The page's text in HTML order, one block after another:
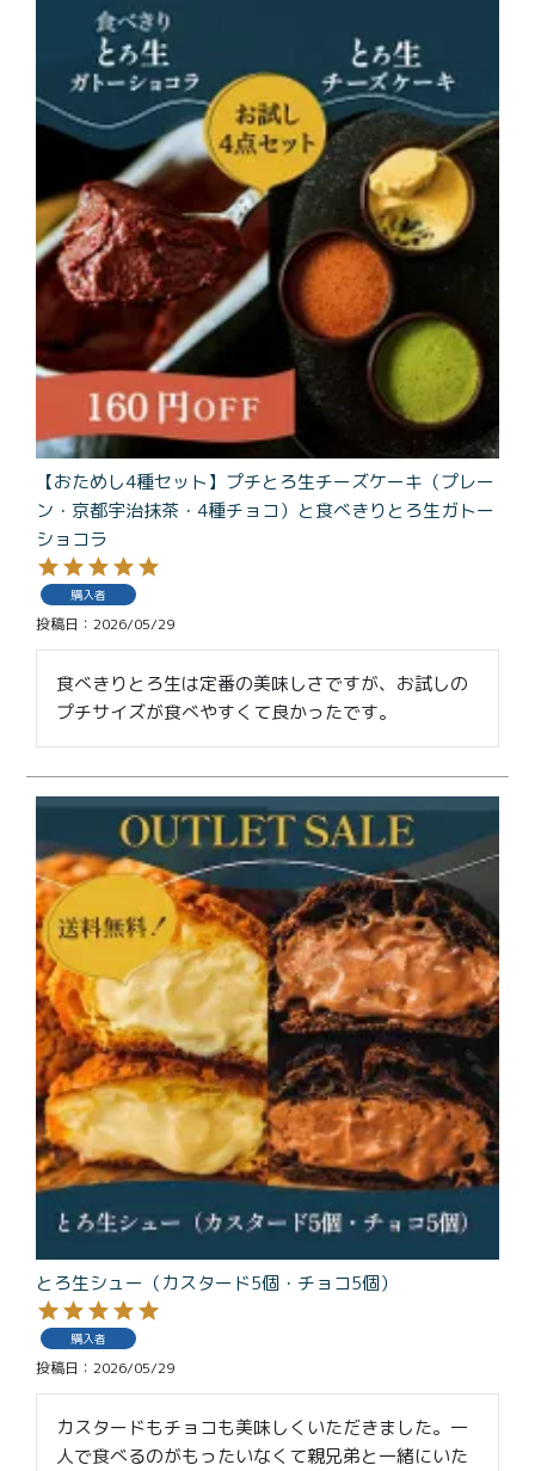
会社概要
お問い合わせ
商品
メンバー特典
ご利用ガイド
プライバシーポリシー
特定商取引法に基づく表記
【おためし4種セット】プチとろ生チーズケーキ（プレー
ン・京都宇治抹茶・4種チョコ）と食べきりとろ生ガトー
ショコラ
購入者
投稿日 2026/05/29
食べきりとろ生は定番の美味しさですが、お試しの
プチサイズが食べやすくて良かったです。
とろ生シュー（カスタード5個・チョコ5個）
購入者
投稿日 2026/05/29
カスタードもチョコも美味しくいただきました。一
人で食べるのがもったいなくて親兄弟と一緒にいた